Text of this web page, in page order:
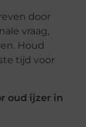
door
vraag,
Houd
tijd voor
oud ijzer in